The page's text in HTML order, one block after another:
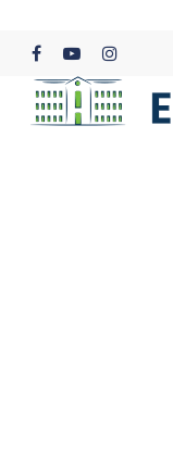
content
facebookyoutubeinstagram